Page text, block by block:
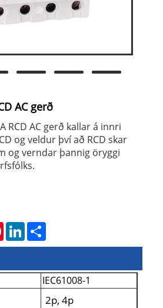
AC gerð
RCD AC gerð kallar á innri
og veldur því að RCD skar
og verndar þannig öryggi
PinterestLinkedIn
IEC61008-1
2p, 4p